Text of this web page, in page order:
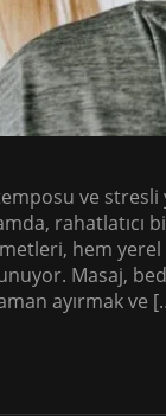
ve stresli
rahatlatıcı
hem
Masaj,
ayırmak ve